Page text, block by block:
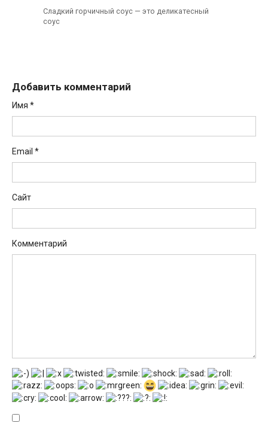
Сладкий горчичный соус — это деликатесный
соус
Добавить комментарий
Имя *
Email *
Сайт
Комментарий